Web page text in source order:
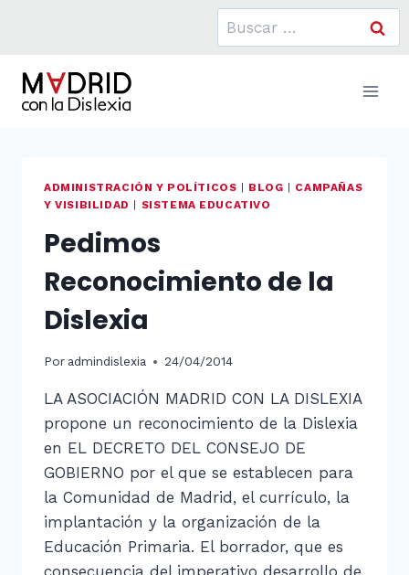
Buscar:
ADMINISTRACIÓN Y POLÍTICOS BLOG
CAMPAÑAS
Y VISIBILIDAD
SISTEMA EDUCATIVO
Pedimos
Reconocimiento de la
Dislexia
Por admindislexia 24/04/2014
LA ASOCIACIÓN MADRID CON LA DISLEXIA
propone un reconocimiento de la Dislexia
en EL DECRETO DEL CONSEJO DE
GOBIERNO por el que se establecen para
la Comunidad de Madrid, el currículo, la
implantación y la organización de la
Educación Primaria. El borrador, que es